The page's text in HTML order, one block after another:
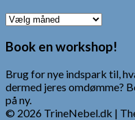
Ældre
Book en workshop!
Brug for nye indspark til,
dermed jeres omdømme?
på ny.
© 2026 TrineNebel.dk |